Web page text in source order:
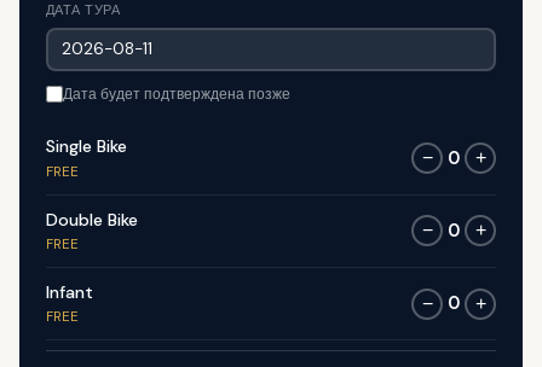
ДАТА ТУРА
Дата будет подтверждена позже
Single Bike
FREE
− 0 +
Double Bike
FREE
− 0 +
Infant
FREE
− 0 +